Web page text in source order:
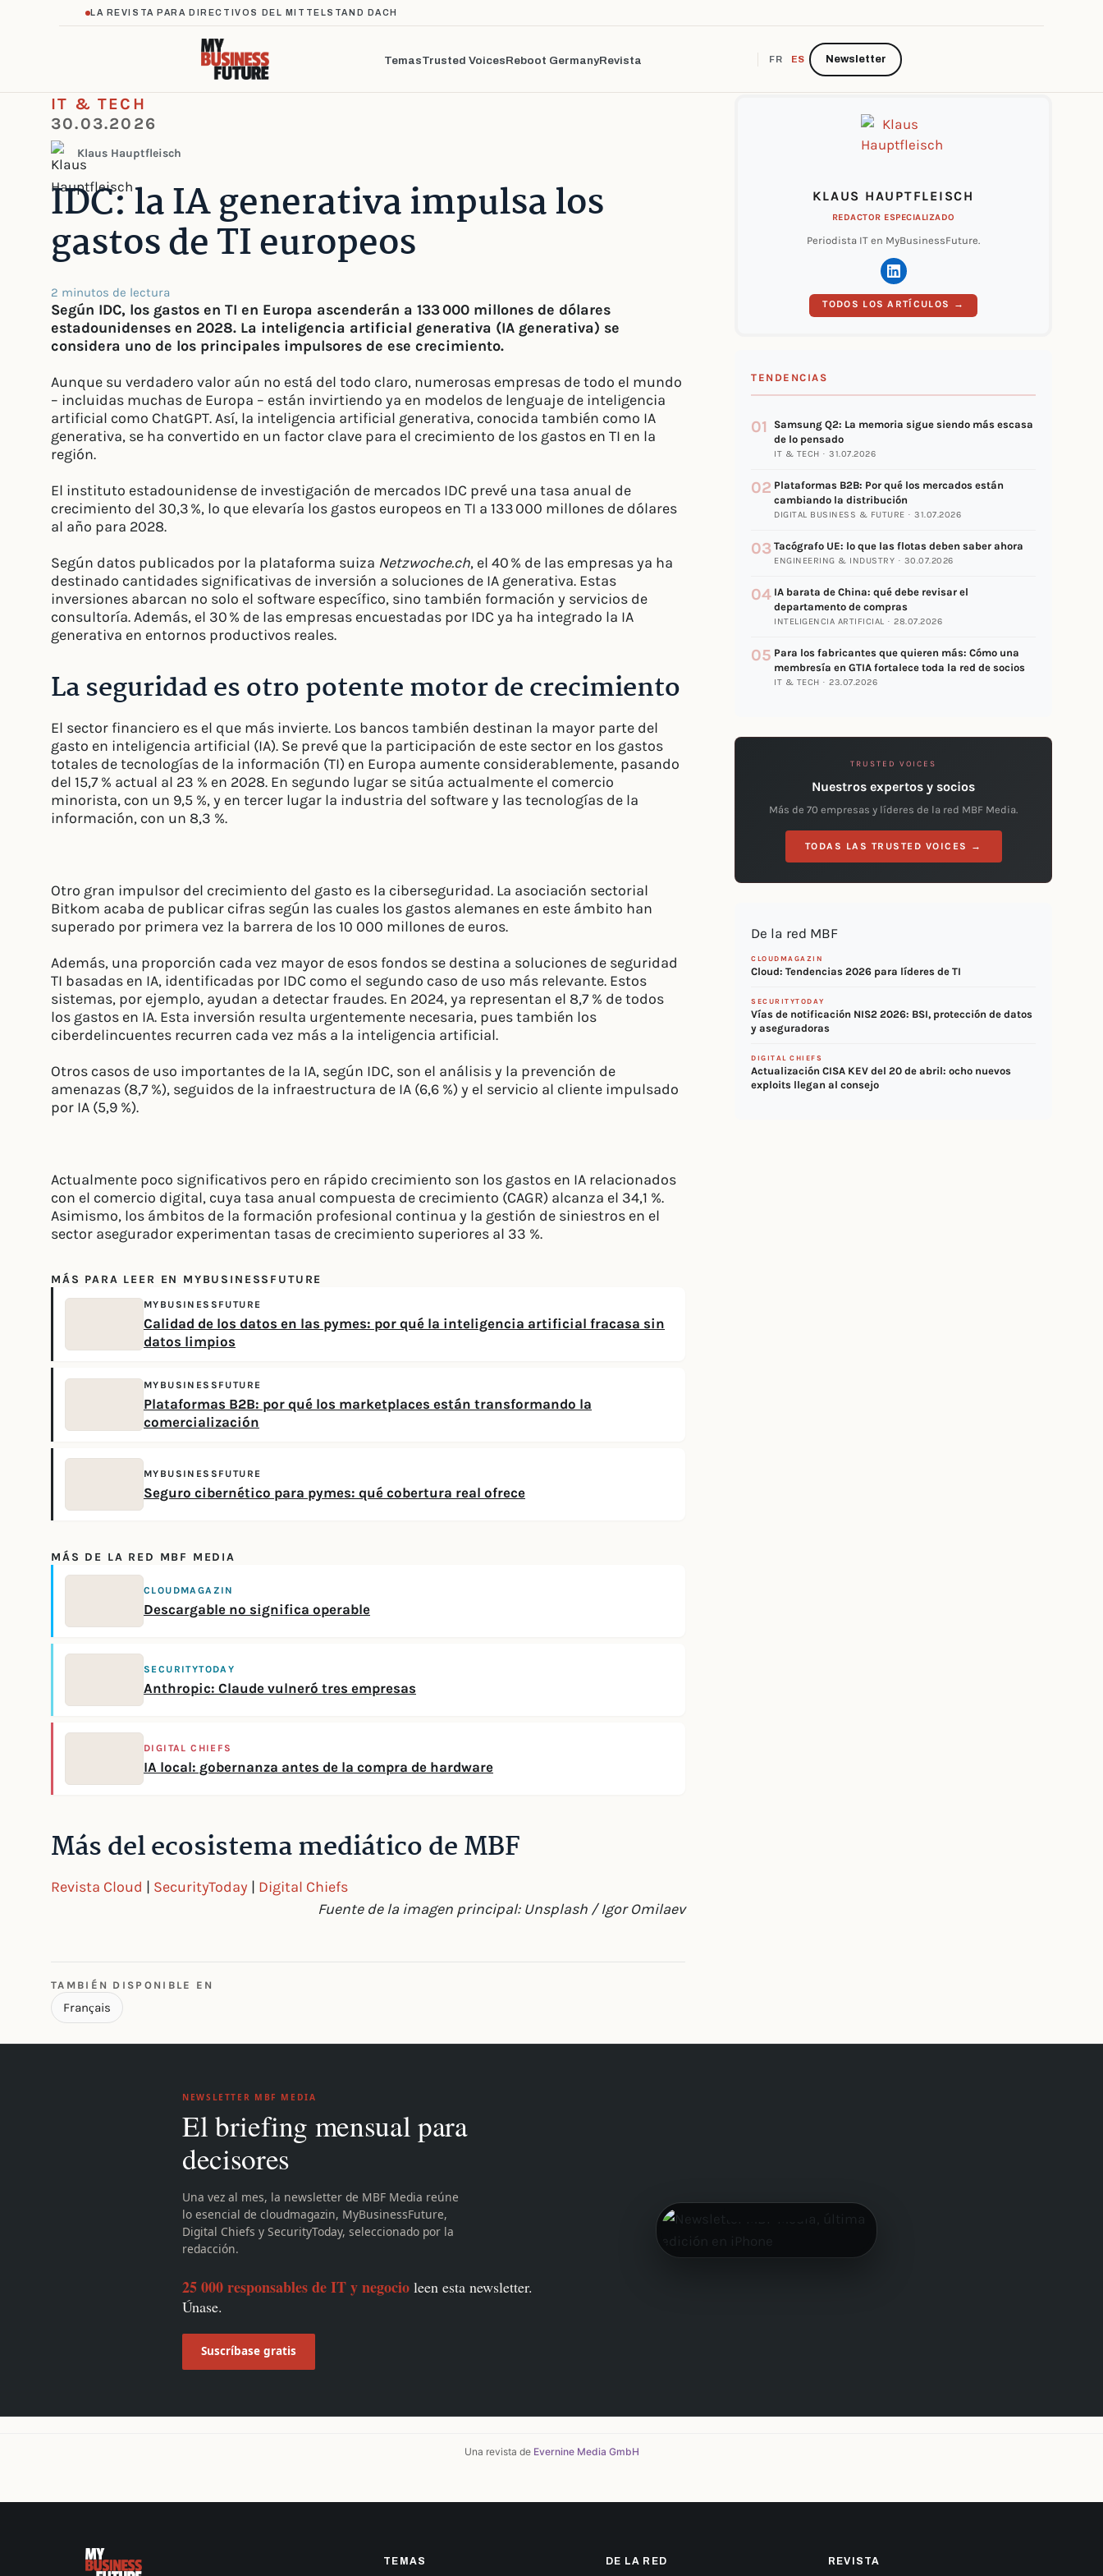
IT & TECH
30.03.2026
Klaus Hauptfleisch
IDC: la IA generativa impulsa los
gastos de TI europeos
2 minutos de lectura
Según IDC, los gastos en TI en Europa ascenderán a 133 000 millones de dólares
estadounidenses en 2028. La inteligencia artificial generativa (IA generativa) se
considera uno de los principales impulsores de ese crecimiento.
Aunque su verdadero valor aún no está del todo claro, numerosas empresas de todo el mundo
– incluidas muchas de Europa – están invirtiendo ya en modelos de lenguaje de inteligencia
artificial como ChatGPT. Así, la inteligencia artificial generativa, conocida también como IA
generativa, se ha convertido en un factor clave para el crecimiento de los gastos en TI en la
región.
El instituto estadounidense de investigación de mercados IDC prevé una tasa anual de
crecimiento del 30,3 %, lo que elevaría los gastos europeos en TI a 133 000 millones de dólares
al año para 2028.
Según datos publicados por la plataforma suiza Netzwoche.ch, el 40 % de las empresas ya ha
destinado cantidades significativas de inversión a soluciones de IA generativa. Estas
inversiones abarcan no solo el software específico, sino también formación y servicios de
consultoría. Además, el 30 % de las empresas encuestadas por IDC ya ha integrado la IA
generativa en entornos productivos reales.
La seguridad es otro potente motor de crecimiento
El sector financiero es el que más invierte. Los bancos también destinan la mayor parte del
gasto en inteligencia artificial (IA). Se prevé que la participación de este sector en los gastos
totales de tecnologías de la información (TI) en Europa aumente considerablemente, pasando
del 15,7 % actual al 23 % en 2028. En segundo lugar se sitúa actualmente el comercio
minorista, con un 9,5 %, y en tercer lugar la industria del software y las tecnologías de la
información, con un 8,3 %.
Otro gran impulsor del crecimiento del gasto es la ciberseguridad. La asociación sectorial
Bitkom acaba de publicar cifras según las cuales los gastos alemanes en este ámbito han
superado por primera vez la barrera de los 10 000 millones de euros.
Además, una proporción cada vez mayor de esos fondos se destina a soluciones de seguridad
TI basadas en IA, identificadas por IDC como el segundo caso de uso más relevante. Estos
sistemas, por ejemplo, ayudan a detectar fraudes. En 2024, ya representan el 8,7 % de todos
los gastos en IA. Esta inversión resulta urgentemente necesaria, pues también los
ciberdelincuentes recurren cada vez más a la inteligencia artificial.
Otros casos de uso importantes de la IA, según IDC, son el análisis y la prevención de
amenazas (8,7 %), seguidos de la infraestructura de IA (6,6 %) y el servicio al cliente impulsado
por IA (5,9 %).
Actualmente poco significativos pero en rápido crecimiento son los gastos en IA relacionados
con el comercio digital, cuya tasa anual compuesta de crecimiento (CAGR) alcanza el 34,1 %.
Asimismo, los ámbitos de la formación profesional continua y la gestión de siniestros en el
sector asegurador experimentan tasas de crecimiento superiores al 33 %.
MÁS PARA LEER EN MYBUSINESSFUTURE
MYBUSINESSFUTURE
Calidad de los datos en las pymes: por qué la inteligencia artificial fracasa sin
datos limpios
MYBUSINESSFUTURE
Plataformas B2B: por qué los marketplaces están transformando la
comercialización
MYBUSINESSFUTURE
Seguro cibernético para pymes: qué cobertura real ofrece
MÁS DE LA RED MBF MEDIA
CLOUDMAGAZIN
Descargable no significa operable
SECURITYTODAY
Anthropic: Claude vulneró tres empresas
DIGITAL CHIEFS
IA local: gobernanza antes de la compra de hardware
Más del ecosistema mediático de MBF
Revista Cloud | SecurityToday | Digital Chiefs
Fuente de la imagen principal: Unsplash / Igor Omilaev
TAMBIÉN DISPONIBLE EN
Français
KLAUS HAUPTFLEISCH
REDACTOR ESPECIALIZADO
Periodista IT en MyBusinessFuture.
TODOS LOS ARTÍCULOS →
TENDENCIAS
01
Samsung Q2: La memoria sigue siendo más escasa
de lo pensado
IT & TECH · 31.07.2026
02 Plataformas B2B: Por qué los mercados están
cambiando la distribución
DIGITAL BUSINESS & FUTURE · 31.07.2026
03 Tacógrafo UE: lo que las flotas deben saber ahora
ENGINEERING & INDUSTRY · 30.07.2026
04 IA barata de China: qué debe revisar el
departamento de compras
INTELIGENCIA ARTIFICIAL · 28.07.2026
05 Para los fabricantes que quieren más: Cómo una
membresía en GTIA fortalece toda la red de socios
IT & TECH · 23.07.2026
TRUSTED VOICES
Nuestros expertos y socios
Más de 70 empresas y líderes de la red MBF Media.
TODAS LAS TRUSTED VOICES →
De la red MBF
CLOUDMAGAZIN
Cloud: Tendencias 2026 para líderes de TI
SECURITYTODAY
Vías de notificación NIS2 2026: BSI, protección de datos
y aseguradoras
DIGITAL CHIEFS
Actualización CISA KEV del 20 de abril: ocho nuevos
exploits llegan al consejo
NEWSLETTER MBF MEDIA
El briefing mensual para
decisores
Una vez al mes, la newsletter de MBF Media reúne
lo esencial de cloudmagazin, MyBusinessFuture,
Digital Chiefs y SecurityToday, seleccionado por la
redacción.
25 000 responsables de IT y negocio leen esta newsletter.
Únase.
Suscríbase gratis
Una revista de Evernine Media GmbH
LA REVISTA PARA DIRECTIVOS DEL MITTELSTAND DACH
TemasTrusted VoicesReboot GermanyRevista FR ES Newsletter
TEMAS DE LA RED REVISTA